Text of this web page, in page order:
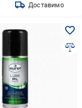
Доставимо